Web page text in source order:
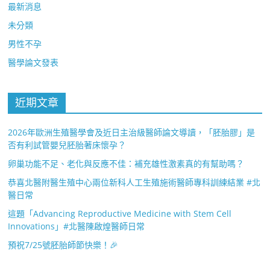
最新消息
未分類
男性不孕
醫學論文發表
近期文章
2026年歐洲生殖醫學會及近日主治級醫師論文導讀，「胚胎膠」是
否有利試管嬰兒胚胎著床懷孕？
卵巢功能不足、老化與反應不佳：補充雄性激素真的有幫助嗎？
恭喜北醫附醫生殖中心兩位新科人工生殖施術醫師專科訓練結業 #北
醫日常
這題「Advancing Reproductive Medicine with Stem Cell
Innovations」#北醫陳啟煌醫師日常
預祝7/25號胚胎師節快樂！🎉